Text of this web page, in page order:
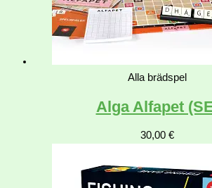
Alla brädspel
Alga Alfapet
30,00 €